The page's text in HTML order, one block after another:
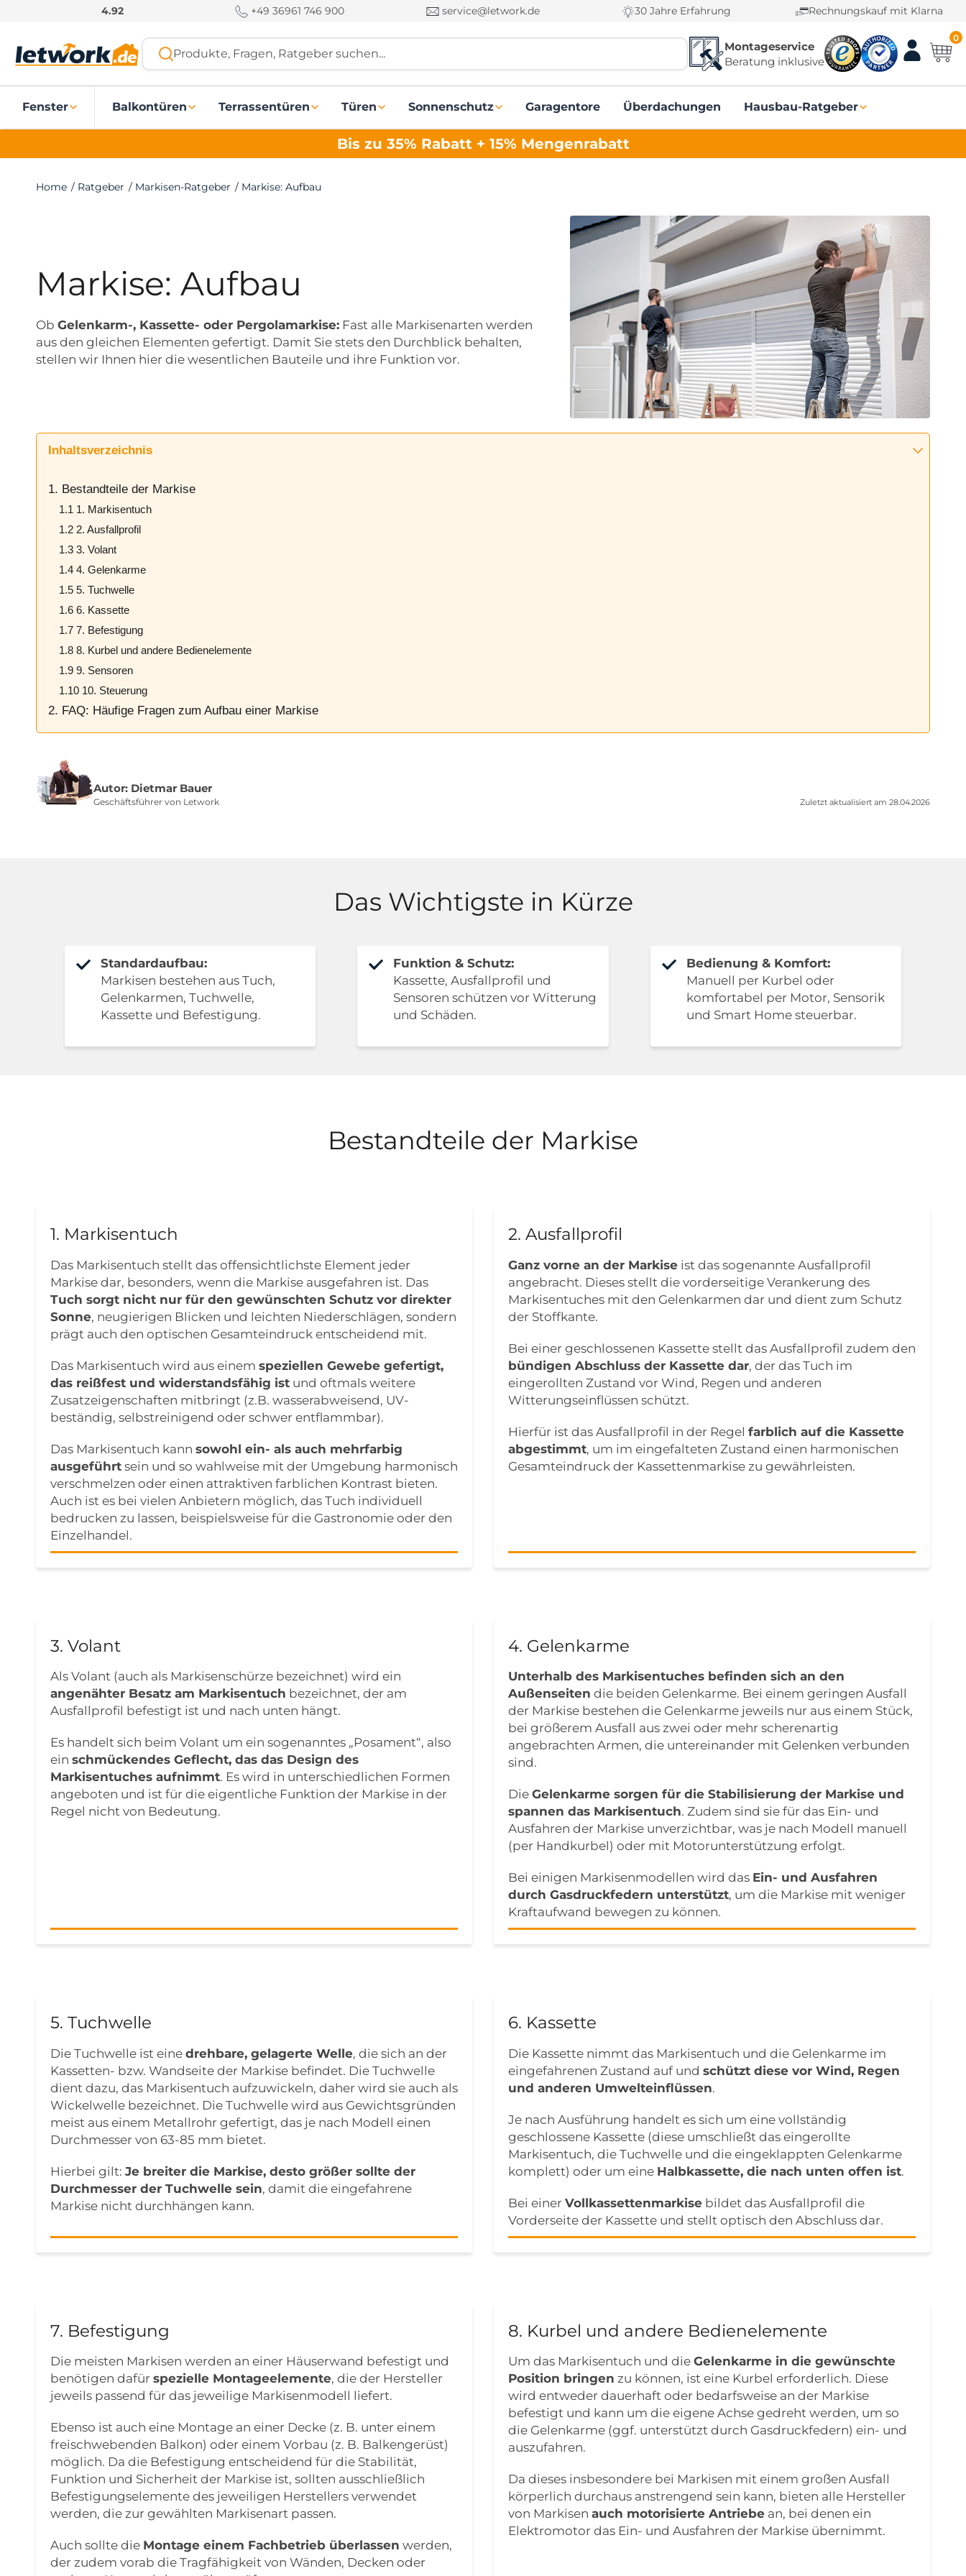
o
4.92 +49 36961 746 900 service@letwork.de 30 Jahre Erfahrung Rechnungskauf mit Klarna
Produkte, Fragen, Ratgeber suchen...
Montageservice
Beratung inklusive
0
Fenster Balkontüren Terrassentüren Türen Sonnenschutz Garagentore Überdachungen Hausbau-Ratgeber
Bis zu 35% Rabatt + 15% Mengenrabatt
Home / Ratgeber / Markisen-Ratgeber / Markise: Aufbau
Markise: Aufbau
Ob Gelenkarm-, Kassette- oder Pergolamarkise: Fast alle Markisenarten werden
aus den gleichen Elementen gefertigt. Damit Sie stets den Durchblick behalten,
stellen wir Ihnen hier die wesentlichen Bauteile und ihre Funktion vor.
Inhaltsverzeichnis
1. Bestandteile der Markise
1.1 1. Markisentuch
1.2 2. Ausfallprofil
1.3 3. Volant
1.4 4. Gelenkarme
1.5 5. Tuchwelle
1.6 6. Kassette
1.7 7. Befestigung
1.8 8. Kurbel und andere Bedienelemente
1.9 9. Sensoren
1.10 10. Steuerung
2. FAQ: Häufige Fragen zum Aufbau einer Markise
Autor: Dietmar Bauer
Geschäftsführer von Letwork Zuletzt aktualisiert am 28.04.2026
Das Wichtigste in Kürze
Standardaufbau:
Markisen bestehen aus Tuch,
Gelenkarmen, Tuchwelle,
Kassette und Befestigung.
Funktion & Schutz:
Kassette, Ausfallprofil und
Sensoren schützen vor Witterung
und Schäden.
Bedienung & Komfort:
Manuell per Kurbel oder
komfortabel per Motor, Sensorik
und Smart Home steuerbar.
Bestandteile der Markise
1. Markisentuch
Das Markisentuch stellt das offensichtlichste Element jeder
Markise dar, besonders, wenn die Markise ausgefahren ist. Das
Tuch sorgt nicht nur für den gewünschten Schutz vor direkter
Sonne, neugierigen Blicken und leichten Niederschlägen, sondern
prägt auch den optischen Gesamteindruck entscheidend mit.
Das Markisentuch wird aus einem speziellen Gewebe gefertigt,
das reißfest und widerstandsfähig ist und oftmals weitere
Zusatzeigenschaften mitbringt (z.B. wasserabweisend, UV-
beständig, selbstreinigend oder schwer entflammbar).
Das Markisentuch kann sowohl ein- als auch mehrfarbig
ausgeführt sein und so wahlweise mit der Umgebung harmonisch
verschmelzen oder einen attraktiven farblichen Kontrast bieten.
Auch ist es bei vielen Anbietern möglich, das Tuch individuell
bedrucken zu lassen, beispielsweise für die Gastronomie oder den
Einzelhandel.
2. Ausfallprofil
Ganz vorne an der Markise ist das sogenannte Ausfallprofil
angebracht. Dieses stellt die vorderseitige Verankerung des
Markisentuches mit den Gelenkarmen dar und dient zum Schutz
der Stoffkante.
Bei einer geschlossenen Kassette stellt das Ausfallprofil zudem den
bündigen Abschluss der Kassette dar, der das Tuch im
eingerollten Zustand vor Wind, Regen und anderen
Witterungseinflüssen schützt.
Hierfür ist das Ausfallprofil in der Regel farblich auf die Kassette
abgestimmt, um im eingefalteten Zustand einen harmonischen
Gesamteindruck der Kassettenmarkise zu gewährleisten.
3. Volant
Als Volant (auch als Markisenschürze bezeichnet) wird ein
angenähter Besatz am Markisentuch bezeichnet, der am
Ausfallprofil befestigt ist und nach unten hängt.
Es handelt sich beim Volant um ein sogenanntes „Posament“, also
ein schmückendes Geflecht, das das Design des
Markisentuches aufnimmt. Es wird in unterschiedlichen Formen
angeboten und ist für die eigentliche Funktion der Markise in der
Regel nicht von Bedeutung.
4. Gelenkarme
Unterhalb des Markisentuches befinden sich an den
Außenseiten die beiden Gelenkarme. Bei einem geringen Ausfall
der Markise bestehen die Gelenkarme jeweils nur aus einem Stück,
bei größerem Ausfall aus zwei oder mehr scherenartig
angebrachten Armen, die untereinander mit Gelenken verbunden
sind.
Die Gelenkarme sorgen für die Stabilisierung der Markise und
spannen das Markisentuch. Zudem sind sie für das Ein- und
Ausfahren der Markise unverzichtbar, was je nach Modell manuell
(per Handkurbel) oder mit Motorunterstützung erfolgt.
Bei einigen Markisenmodellen wird das Ein- und Ausfahren
durch Gasdruckfedern unterstützt, um die Markise mit weniger
Kraftaufwand bewegen zu können.
5. Tuchwelle
Die Tuchwelle ist eine drehbare, gelagerte Welle, die sich an der
Kassetten- bzw. Wandseite der Markise befindet. Die Tuchwelle
dient dazu, das Markisentuch aufzuwickeln, daher wird sie auch als
Wickelwelle bezeichnet. Die Tuchwelle wird aus Gewichtsgründen
meist aus einem Metallrohr gefertigt, das je nach Modell einen
Durchmesser von 63-85 mm bietet.
Hierbei gilt: Je breiter die Markise, desto größer sollte der
Durchmesser der Tuchwelle sein, damit die eingefahrene
Markise nicht durchhängen kann.
6. Kassette
Die Kassette nimmt das Markisentuch und die Gelenkarme im
eingefahrenen Zustand auf und schützt diese vor Wind, Regen
und anderen Umwelteinflüssen.
Je nach Ausführung handelt es sich um eine vollständig
geschlossene Kassette (diese umschließt das eingerollte
Markisentuch, die Tuchwelle und die eingeklappten Gelenkarme
komplett) oder um eine Halbkassette, die nach unten offen ist.
Bei einer Vollkassettenmarkise bildet das Ausfallprofil die
Vorderseite der Kassette und stellt optisch den Abschluss dar.
7. Befestigung
Die meisten Markisen werden an einer Häuserwand befestigt und
benötigen dafür spezielle Montageelemente, die der Hersteller
jeweils passend für das jeweilige Markisenmodell liefert.
Ebenso ist auch eine Montage an einer Decke (z. B. unter einem
freischwebenden Balkon) oder einem Vorbau (z. B. Balkengerüst)
möglich. Da die Befestigung entscheidend für die Stabilität,
Funktion und Sicherheit der Markise ist, sollten ausschließlich
Befestigungselemente des jeweiligen Herstellers verwendet
werden, die zur gewählten Markisenart passen.
Auch sollte die Montage einem Fachbetrieb überlassen werden,
der zudem vorab die Tragfähigkeit von Wänden, Decken oder
8. Kurbel und andere Bedienelemente
Um das Markisentuch und die Gelenkarme in die gewünschte
Position bringen zu können, ist eine Kurbel erforderlich. Diese
wird entweder dauerhaft oder bedarfsweise an der Markise
befestigt und kann um die eigene Achse gedreht werden, um so
die Gelenkarme (ggf. unterstützt durch Gasdruckfedern) ein- und
auszufahren.
Da dieses insbesondere bei Markisen mit einem großen Ausfall
körperlich durchaus anstrengend sein kann, bieten alle Hersteller
von Markisen auch motorisierte Antriebe an, bei denen ein
Elektromotor das Ein- und Ausfahren der Markise übernimmt.